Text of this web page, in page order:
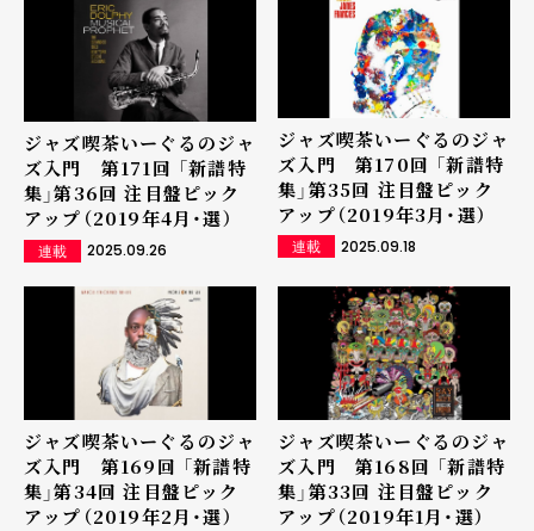
ジャズ喫茶いーぐるのジャ
ズ入門 第171回 「新譜特
集」第36回 注目盤ピック
アップ（2019年4月・選）
連載 2025.09.26
ジャズ喫茶いーぐるのジャ
ズ入門 第170回 「新譜特
集」第35回 注目盤ピック
アップ（2019年3月・選）
連載 2025.09.18
ジャズ喫茶いーぐるのジャ
ズ入門 第169回 「新譜特
集」第34回 注目盤ピック
アップ（2019年2月・選）
ジャズ喫茶いーぐるのジャ
ズ入門 第168回 「新譜特
集」第33回 注目盤ピック
アップ（2019年1月・選）